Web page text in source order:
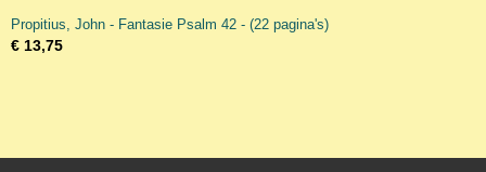
Propitius, John - Fantasie Psalm 42 - (22 pagina's)
€ 13,75